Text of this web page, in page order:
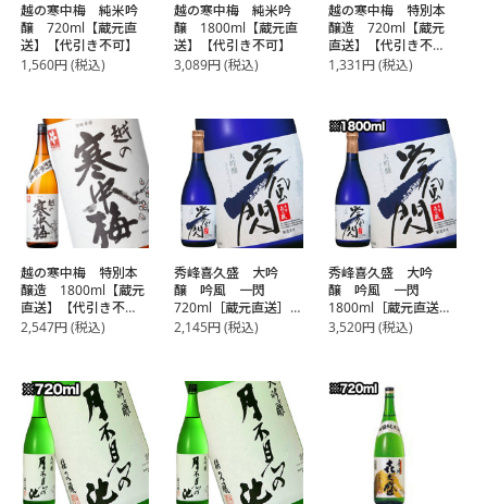
越の寒中梅 純米吟
醸 720ml【蔵元直
送】【代引き不可】
1,560円(税込)
越の寒中梅 純米吟
醸 1800ml【蔵元直
送】【代引き不可】
3,089円(税込)
越の寒中梅 特別本
醸造 720ml【蔵元
直送】【代引き不
可】
1,331円(税込)
越の寒中梅 特別本
醸造 1800ml【蔵元
直送】【代引き不
可】
2,547円(税込)
秀峰喜久盛 大吟
醸 吟風 一閃
720ml［蔵元直送］
【代引き不可】
2,145円(税込)
秀峰喜久盛 大吟
醸 吟風 一閃
1800ml［蔵元直送］
【代引き不可】
3,520円(税込)